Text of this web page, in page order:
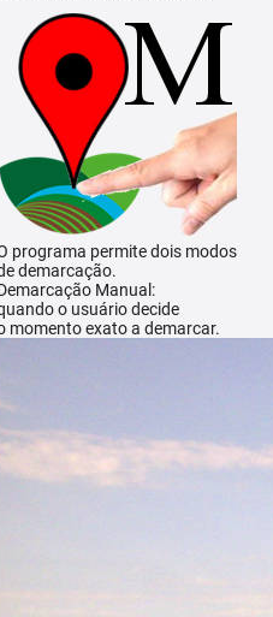
programa permite dois modos
demarcação.
Manual:
o usuário decide
momento exato a demarcar.